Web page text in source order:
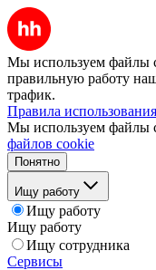
Мы используем файлы
правильную работу
трафик.
Правила
Мы используем файлы
файлов cookie
Понятно
Ищу работу
Ищу работу
Ищу работу
Ищу сотрудника
Сервисы